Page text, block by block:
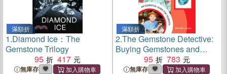
滿額折
1.Diamond Ice：The
Gemstone Trilogy
95
417
無庫存
滿額折
2.The Gemstone Detective:
Buying Gemstones and
Jewellery in the USA
95 783
無庫存